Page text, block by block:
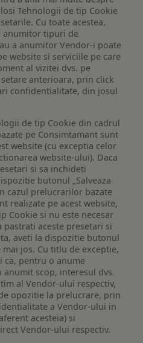
Tehnologii de tip Cookie
Cu toate acestea,
anumitor tipuri de
a anumitor Vendor-i poate
website si serviciile pe care
al vizitei dvs. pe
anterioara, prin click
confidentialitate, din josul
de tip Cookie din cadrul
pe Consimtamant sunt
website (cu exceptia celor
website-ului). Daca
si sa inchideti
butonul „Salveaza
cazul prelucrarilor bazate
realizate pe acest website,
Cookie si nu este necesar
aceste presetari si
aveti la dispozitie butonul
mai jos. Cu titlu de exceptie,
ca, pentru o anume
scop, interesul dvs.
al Vendor-ului respectiv,
opozitie la prelucrare, prin
a Vendor-ului in
acesteia) si
Vendor-ului respectiv.